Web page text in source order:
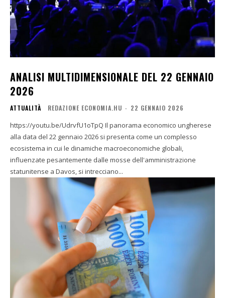
ANALISI MULTIDIMENSIONALE DEL 22 GENNAIO
2026
ATTUALITÀ REDAZIONE ECONOMIA.HU - 22 GENNAIO 2026
https://youtu.be/UdrvfU1oTpQ Il panorama economico ungherese
alla data del 22 gennaio 2026 si presenta come un complesso
ecosistema in cui le dinamiche macroeconomiche globali,
influenzate pesantemente dalle mosse dell'amministrazione
statunitense a Davos, si intrecciano...